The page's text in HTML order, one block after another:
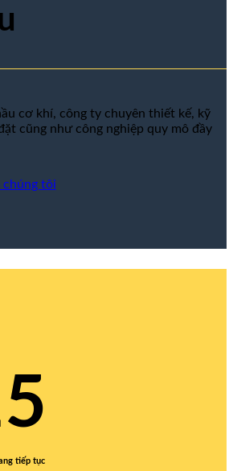
cơ khí, công ty chuyên thiết kế, kỹ
cũng như công nghiệp quy mô đầy
chúng tôi
tiếp tục